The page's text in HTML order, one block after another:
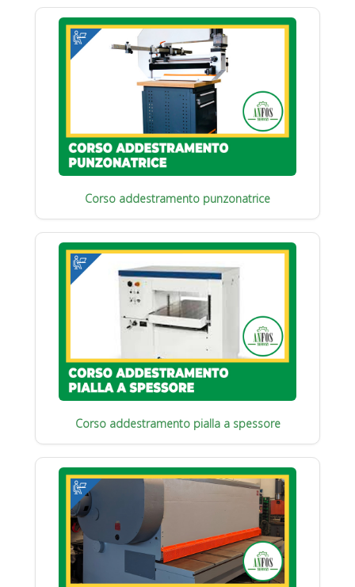
Corso addestramento punzonatrice
Corso addestramento pialla a spessore